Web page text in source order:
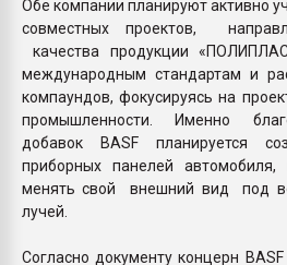
Обе компании планируют активно
совместных проектов,
качества продукции
международным стандартам и
компаундов, фокусируясь на
промышленности. Именно
добавок BASF планируется
приборных панелей
менять свой внешний вид под
лучей.
Согласно документу концерн